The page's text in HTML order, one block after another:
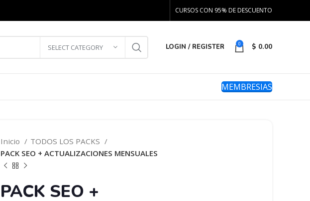
CURSOS CON 95% DE DESCUENTO
SELECT CATEGORY LOGIN / REGISTER 0 $ 0.00
MEMBRESIAS
Inicio
TODOS LOS PACKS
PACK SEO + ACTUALIZACIONES MENSUALES
PACK SEO +